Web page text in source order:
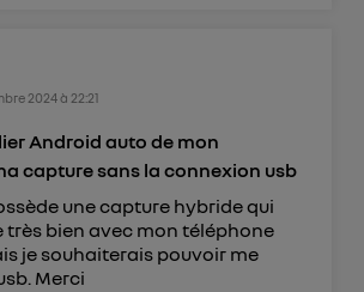
2024à 22:21
Android auto de mon
capture sans la connexion usb
une capture hybride qui
bien avec mon téléphone
je souhaiterais pouvoir me
Merci